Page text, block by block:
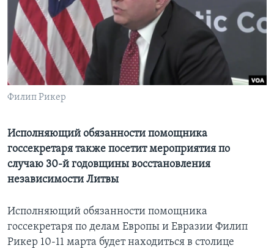
Learning English
СОЦИАЛЬНЫЕ СЕТИ
Филип Рикер
Исполняющий обязанности помощника
госсекретаря также посетит мероприятия по
случаю 30-й годовщины восстановления
независимости Литвы
Исполняющий обязанности помощника
госсекретаря по делам Европы и Евразии Филип
Рикер 10-11 марта будет находиться в столице